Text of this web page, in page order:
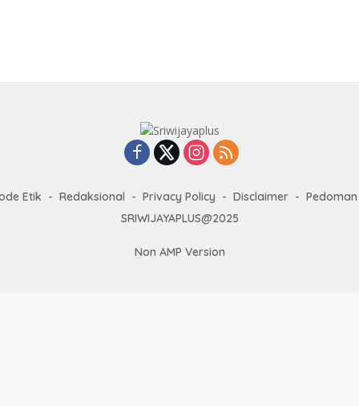
Etik Redaksional Privacy Policy Disclaimer
SRIWIJAYAPLUS@2025
Non AMP Version